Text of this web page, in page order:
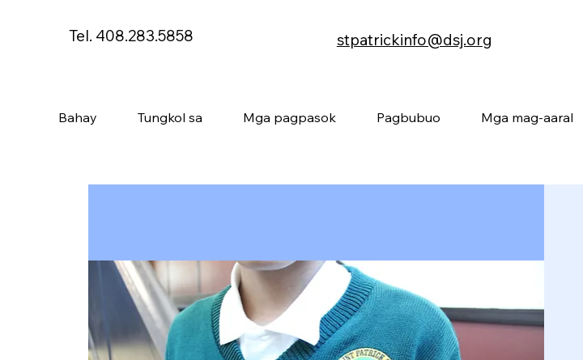
Tel. 408.283.5858 stpatrickinfo@dsj.org
Bahay Tungkol sa Mga pagpasok Pagbubuo Mga mag-aaral